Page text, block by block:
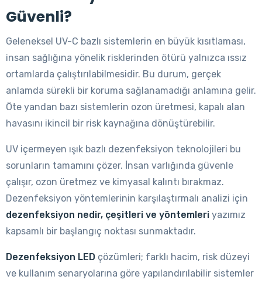
Güvenli?
Geleneksel UV-C bazlı sistemlerin en büyük kısıtlaması,
insan sağlığına yönelik risklerinden ötürü yalnızca ıssız
ortamlarda çalıştırılabilmesidir. Bu durum, gerçek
anlamda sürekli bir koruma sağlanamadığı anlamına gelir.
Öte yandan bazı sistemlerin ozon üretmesi, kapalı alan
havasını ikincil bir risk kaynağına dönüştürebilir.
UV içermeyen ışık bazlı dezenfeksiyon teknolojileri bu
sorunların tamamını çözer. İnsan varlığında güvenle
çalışır, ozon üretmez ve kimyasal kalıntı bırakmaz.
Dezenfeksiyon yöntemlerinin karşılaştırmalı analizi için
dezenfeksiyon nedir, çeşitleri ve yöntemleri yazımız
kapsamlı bir başlangıç noktası sunmaktadır.
Dezenfeksiyon LED çözümleri; farklı hacim, risk düzeyi
ve kullanım senaryolarına göre yapılandırılabilir sistemler